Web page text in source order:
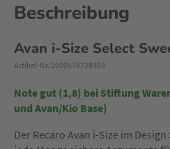
Beschreibung
Avan i-Size Select
Artikel-Nr. 2000579728303
Note gut (1,8) bei Stiftung
und Avan/Kio Base)
Der Recaro Avan i-Size im